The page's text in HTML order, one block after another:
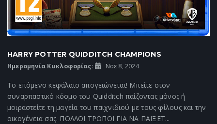
HARRY POTTER QUIDDITCH CHAMPIONS
Ημερομηνία Κυκλοφορίας: Νοε 8, 2024
Το επόμενο κεφάλαιο απογειώνεται! Μπείτε στον
συναρπαστικό κόσμο του Quidditch παίζοντας μόνος ή
μοιραστείτε τη μαγεία του παιχνιδιού με τους φίλους και την
οικογένεια σας. ΠΟΛΛΟΙ ΤΡΟΠΟΙ ΓΙΑ ΝΑ ΠΑΙΞΕΤ...